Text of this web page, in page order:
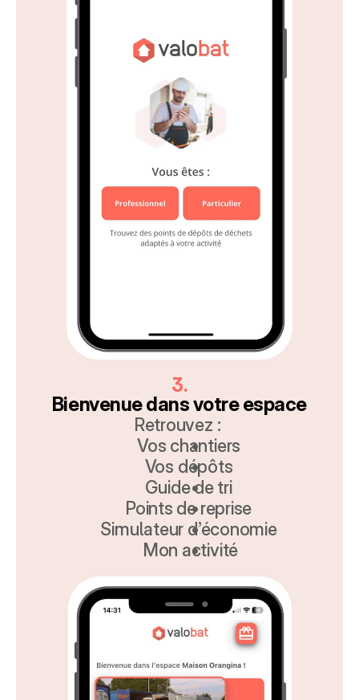
3.
Bienvenue dans votre espace
Retrouvez :
Vos chantiers
Vos dépôts
Guide de tri
Points de reprise
Simulateur d’économie
Mon activité